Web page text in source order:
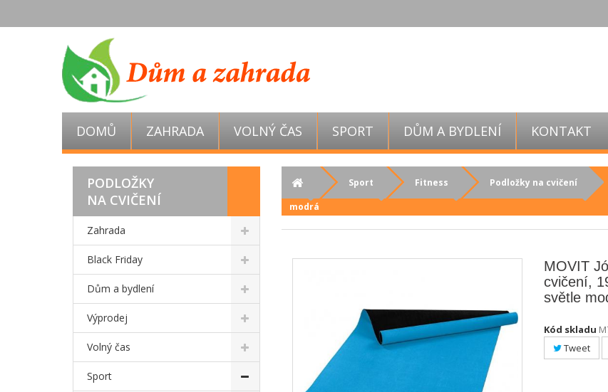
DOMŮ ZAHRADA VOLNÝ ČAS SPORT DŮM A BYDLENÍ KONTAKT
PODLOŽKY
NA CVIČENÍ
Zahrada
Black Friday
Dům a bydlení
Výprodej
Volný čas
Sport
Sport Fitness Podložky na cvičení
modrá
MOVIT
cvičení,
světle
Kód skladu
Tweet